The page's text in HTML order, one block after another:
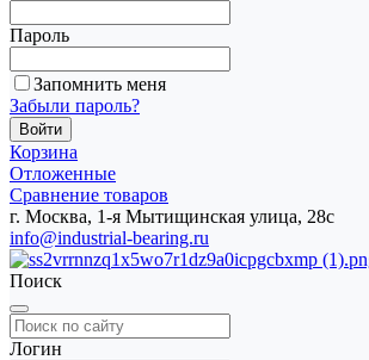
Пароль
Запомнить меня
Забыли пароль?
Корзина
Отложенные
Сравнение товаров
г. Москва, 1-я Мытищинская улица, 28с
info@industrial-bearing.ru
Поиск
Логин